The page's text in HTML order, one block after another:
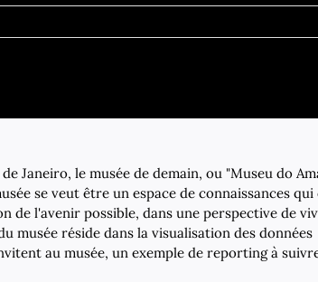
Janeiro, le musée de demain, ou "Museu do
se veut être un espace de connaissances
de l'avenir possible, dans une perspective de
musée réside dans la visualisation des données
au musée, un exemple de reporting à